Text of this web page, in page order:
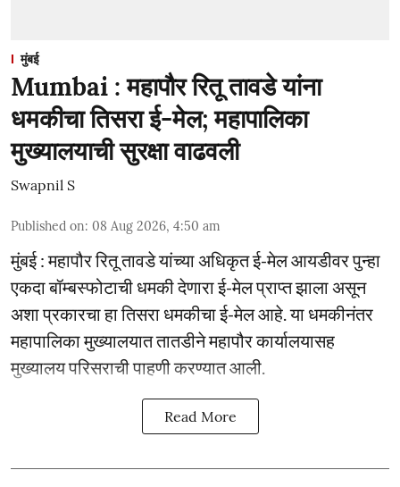
मुंबई
Mumbai : महापौर रितू तावडे यांना
धमकीचा तिसरा ई-मेल; महापालिका
मुख्यालयाची सुरक्षा वाढवली
Swapnil S
Published on: 08 Aug 2026, 4:50 am
मुंबई : महापौर रितू तावडे यांच्या अधिकृत ई-मेल आयडीवर पुन्हा
एकदा बॉम्बस्फोटाची धमकी देणारा ई-मेल प्राप्त झाला असून
अशा प्रकारचा हा तिसरा धमकीचा ई-मेल आहे. या धमकीनंतर
महापालिका मुख्यालयात तातडीने महापौर कार्यालयासह
मुख्यालय परिसराची पाहणी करण्यात आली.
Read More